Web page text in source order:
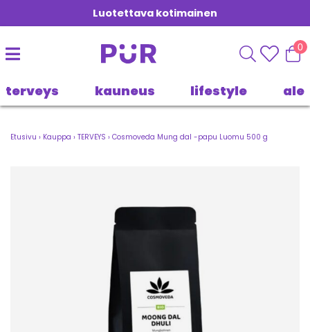
Luotettava kotimainen
0
terveys kauneus lifestyle ale
Etusivu › Kauppa › TERVEYS › Cosmoveda Mung dal -papu Luomu 500 g
Seuraava